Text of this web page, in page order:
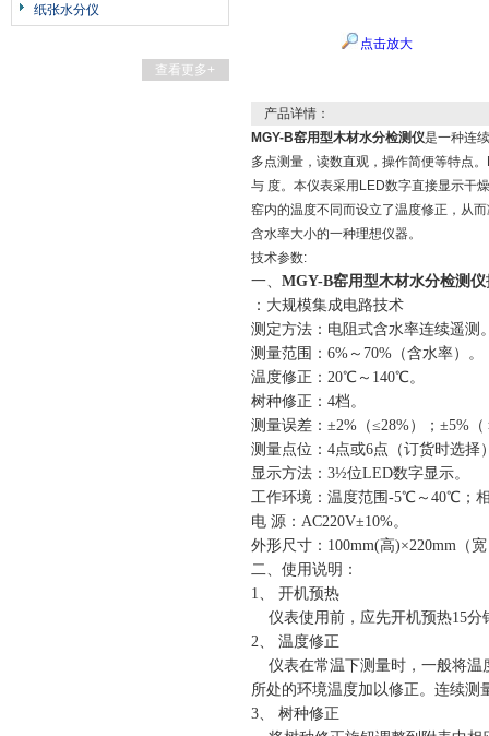
纸张水分仪
查看更多+
点击放大
产品详情：
MGY-B窑用型木材水分检测仪是一种连
多点测量，读数直观，操作简便等特点
与 度。本仪表采用LED数字直接显示干
窑内的温度不同而设立了温度修正，从
含水率大小的一种理想仪器。
技术参数:
一、 MGY-B窑用型木材水分检测仪
：大规模集成电路技术
测定方法：电阻式含水率连续遥测
测量范围：6%～70%（含水率）。
温度修正：20℃～140℃。
树种修正：4档。
测量误差：±2%（≤28%）；±5%（
测量点位：4点或6点（订货时选择
显示方法：3½位LED数字显示。
工作环境：温度范围-5℃～40℃；
电 源：AC220V±10%。
外形尺寸：100mm(高)×220mm（
二、使用说明：
1、 开机预热
仪表使用前，应先开机预热15分
2、 温度修正
仪表在常温下测量时，一般将温
所处的环境温度加以修正。连续测
3、 树种修正